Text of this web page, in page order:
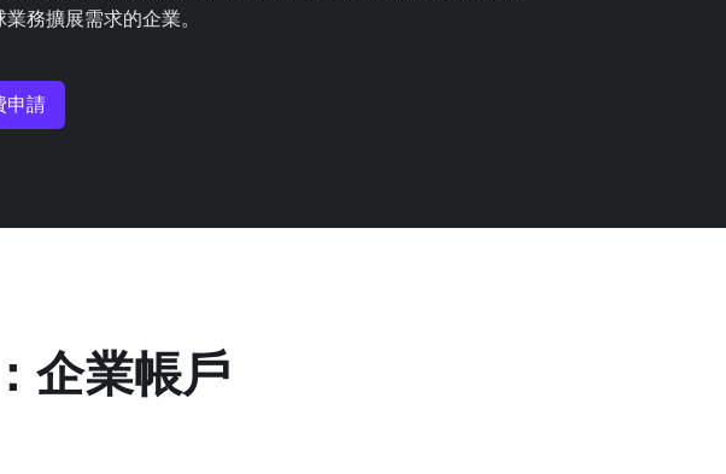
務擴展需求的企業。
申請
企業帳戶